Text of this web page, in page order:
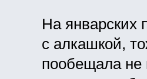
На январских
с алкашкой,
пообещала не